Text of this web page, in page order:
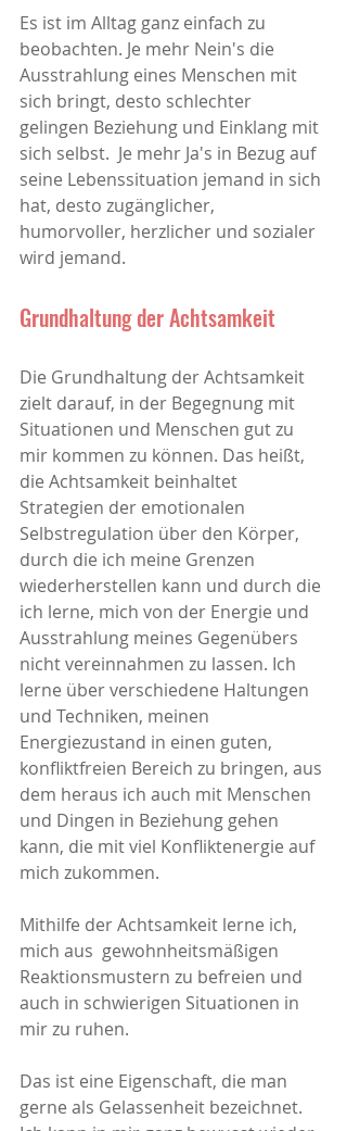
Es ist im Alltag ganz einfach zu
beobachten. Je mehr Nein's die
Ausstrahlung eines Menschen mit
sich bringt, desto schlechter
gelingen Beziehung und Einklang mit
sich selbst.  Je mehr Ja's in Bezug auf
seine Lebenssituation jemand in sich
hat, desto zugänglicher,
humorvoller, herzlicher und sozialer
wird jemand.
Grundhaltung der Achtsamkeit
Die Grundhaltung der Achtsamkeit
zielt darauf, in der Begegnung mit
Situationen und Menschen gut zu
mir kommen zu können. Das heißt,
die Achtsamkeit beinhaltet
Strategien der emotionalen
Selbstregulation über den Körper,
durch die ich meine Grenzen
wiederherstellen kann und durch die
ich lerne, mich von der Energie und
Ausstrahlung meines Gegenübers
nicht vereinnahmen zu lassen. Ich
lerne über verschiedene Haltungen
und Techniken, meinen
Energiezustand in einen guten,
konfliktfreien Bereich zu bringen, aus
dem heraus ich auch mit Menschen
und Dingen in Beziehung gehen
kann, die mit viel Konfliktenergie auf
mich zukommen.
Mithilfe der Achtsamkeit lerne ich,
mich aus  gewohnheitsmäßigen
Reaktionsmustern zu befreien und
auch in schwierigen Situationen in
mir zu ruhen.
Das ist eine Eigenschaft, die man
gerne als Gelassenheit bezeichnet.